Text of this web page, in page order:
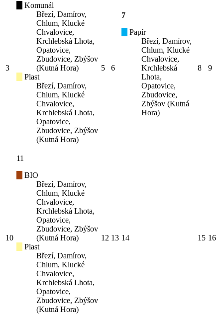
3
Komunál
Březí, Damírov,
Chlum, Klucké
Chvalovice,
Krchlebská Lhota,
Opatovice,
Zbudovice, Zbýšov
(Kutná Hora)
Plast
Březí, Damírov,
Chlum, Klucké
Chvalovice,
Krchlebská Lhota,
Opatovice,
Zbudovice, Zbýšov
(Kutná Hora)
5 6
7
Papír
Březí, Damírov,
Chlum, Klucké
Chvalovice,
Krchlebská
Lhota,
Opatovice,
Zbudovice,
Zbýšov (Kutná
Hora)
8 9
10
11
BIO
Březí, Damírov,
Chlum, Klucké
Chvalovice,
Krchlebská Lhota,
Opatovice,
Zbudovice, Zbýšov
(Kutná Hora)
Plast
Březí, Damírov,
Chlum, Klucké
Chvalovice,
Krchlebská Lhota,
Opatovice,
Zbudovice, Zbýšov
(Kutná Hora)
12 13 14 15 16